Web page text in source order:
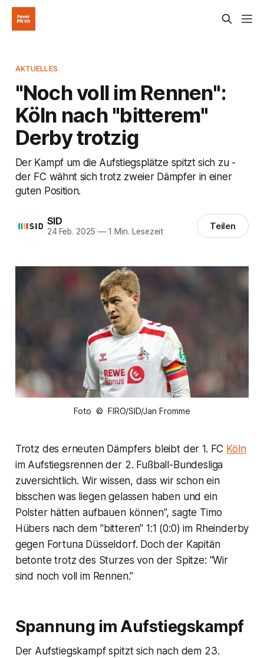
AKTUELLES
"Noch voll im Rennen":
Köln nach "bitterem"
Derby trotzig
Der Kampf um die Aufstiegsplätze spitzt sich zu -
der FC wähnt sich trotz zweier Dämpfer in einer
guten Position.
SID
24 Feb. 2025 —1 Min. Lesezeit Teilen
Foto © FIRO/SID/Jan Fromme
Trotz des erneuten Dämpfers bleibt der 1. FC Köln
im Aufstiegsrennen der 2. Fußball-Bundesliga
zuversichtlich. Wir wissen, dass wir schon ein
bisschen was liegen gelassen haben und ein
Polster hätten aufbauen können", sagte Timo
Hübers nach dem "bitteren" 1:1 (0:0) im Rheinderby
gegen Fortuna Düsseldorf. Doch der Kapitän
betonte trotz des Sturzes von der Spitze: "Wir
sind noch voll im Rennen."
Spannung im Aufstiegskampf
Der Aufstiegskampf spitzt sich nach dem 23.